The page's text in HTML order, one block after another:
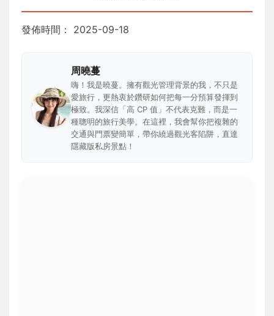
發佈時間： 2025-09-18
周曉蔓
嗨！我是曉蔓。擁有觀光管理背景的我，不只是
愛旅行，更熱衷於鑽研如何把每一分預算發揮到
極致。我深信「高 CP 值」不代表克難，而是一
種聰明的旅行美學。在這裡，我會幫你把複雜的
交通與門票變簡單，帶你繞過觀光客陷阱，直達
隱藏版私房景點！